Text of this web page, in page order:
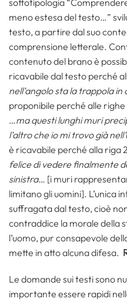
meno estesa del testo…”
testo, a partire dal suo
comprensione letterale.
contenuto del brano è
ricavabile dal testo perché
nell’angolo sta la trappola
proponibile perché alle righe
…ma questi lunghi muri
l’altro che io mi trovo già
è ricavabile perché alla riga
felice di vedere finalmente
sinistra… [i muri
limitano gli uomini]. L’unica
suffragata dal testo, cioè
contraddice la morale della
l’uomo, pur consapevole
mette in atto alcuna difesa.
Le domande sui testi sono
importante essere rapidi